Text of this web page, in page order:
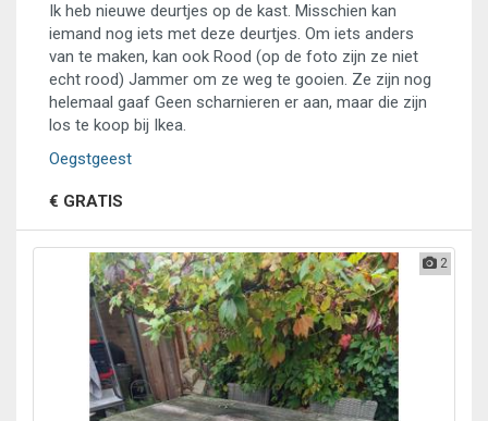
Ik heb nieuwe deurtjes op de kast. Misschien kan
iemand nog iets met deze deurtjes. Om iets anders
van te maken, kan ook Rood (op de foto zijn ze niet
echt rood) Jammer om ze weg te gooien. Ze zijn nog
helemaal gaaf Geen scharnieren er aan, maar die zijn
los te koop bij Ikea.
Oegstgeest
€ GRATIS
2